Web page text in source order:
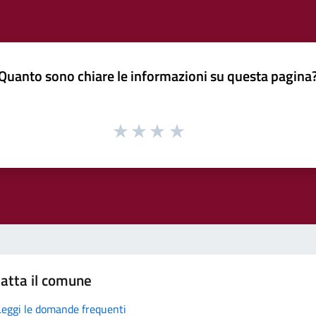
sono chiare le informazioni su questa
il comune
le domande frequenti